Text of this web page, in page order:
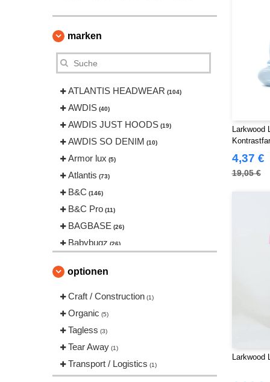
marken
ATLANTIS HEADWEAR (104)
AWDIS (40)
AWDIS JUST HOODS (19)
AWDIS SO DENIM (10)
Armor lux (5)
Atlantis (73)
B&C (146)
B&C Pro (11)
BAGBASE (26)
Babybugz (26)
Beechfield
Bella+Canvas (22)
Black&Match
Build Your Brand
CLUBCLASS
Craghoppers (14)
ECOLOGIE (8)
optionen
Craft / Construction (1)
Organic (5)
Tagless (3)
Tear Away (1)
Transport / Logistics (1)
Larkwood
4,37 €
19,05 €
Larkwood